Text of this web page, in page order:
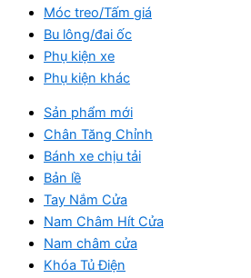
Móc treo/Tấm giá
Bu lông/đai ốc
Phụ kiện xe
Phụ kiện khác
Sản phẩm mới
Chân Tăng Chỉnh
Bánh xe chịu tải
Bản lề
Tay Nắm Cửa
Nam Châm Hít Cửa
Nam châm cửa
Khóa Tủ Điện